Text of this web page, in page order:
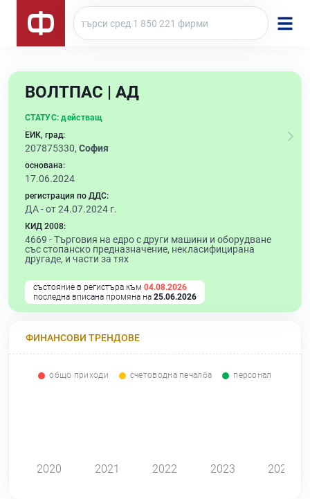
ВОЛТПАС | АД
СТАТУС: действащ
ЕИК, град:
207875330, София
основана:
17.06.2024
регистрация по ДДС:
ДА - от 24.07.2024 г.
КИД 2008:
4669 -Търговия на едро с други машини и оборудване
със стопанско предназначение, некласифицирана
другаде, и части за тях
състояние в регистъра към 04.08.2026
последна вписана промяна на 25.06.2026
ФИНАНСОВИ ТРЕНДОВЕ
общо приходи счетоводна печалба персонал
2020 2021 2022 2023 2024